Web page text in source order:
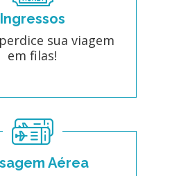
Ingressos
sua viagem
em filas!
Aérea